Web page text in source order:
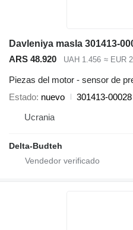
ARS 48.920 UAH 1.456 ≈ EUR
Piezas del motor - sensor de
Estado nuevo
301413-00028
Ucrania
Delta-Budteh